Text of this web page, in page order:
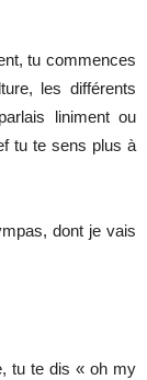
tu commences
les différents
liniment ou
tu te sens plus à
dont je vais
tu te dis « oh my